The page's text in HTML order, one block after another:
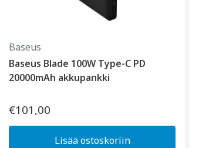
Baseus
Baseus Blade 100W Type-C PD
20000mAh akkupankki
€101,00
Lisää ostoskoriin